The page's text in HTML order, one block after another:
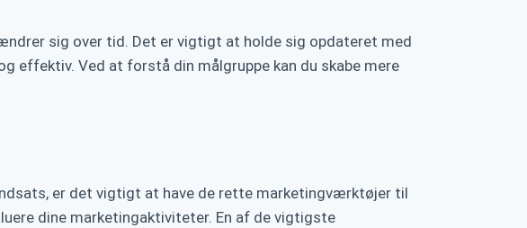
sig over tid. Det er vigtigt at holde sig opdateret med
Ved at forstå din målgruppe kan du skabe mere
er det vigtigt at have de rette marketingværktøjer til
dine marketingaktiviteter. En af de vigtigste